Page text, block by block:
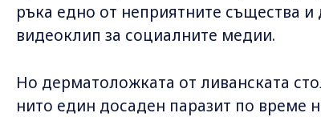
ръка едно от неприятните същества и
видеоклип за социалните медии.
Но дерматоложката от ливанската
нито един досаден паразит по време